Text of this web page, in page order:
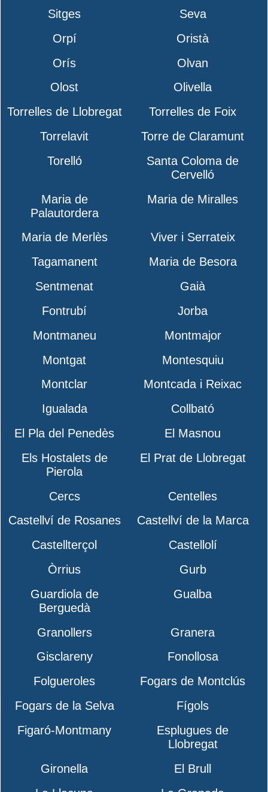
Sitges
Seva
Orpí
Oristà
Orís
Olvan
Olost
Olivella
Torrelles de Llobregat
Torrelles de Foix
Torrelavit
Torre de Claramunt
Torelló
Santa Coloma de
Cervelló
Maria de
Palautordera
Maria de Miralles
Maria de Merlès
Viver i Serrateix
Tagamanent
Maria de Besora
Sentmenat
Gaià
Fontrubí
Jorba
Montmaneu
Montmajor
Montgat
Montesquiu
Montclar
Montcada i Reixac
Igualada
Collbató
El Pla del Penedès
El Masnou
Els Hostalets de
Pierola
El Prat de Llobregat
Cercs
Centelles
Castellví de Rosanes
Castellví de la Marca
Castellterçol
Castellolí
Òrrius
Gurb
Guardiola de
Berguedà
Gualba
Granollers
Granera
Gisclareny
Fonollosa
Folgueroles
Fogars de Montclús
Fogars de la Selva
Fígols
Figaró-Montmany
Esplugues de
Llobregat
Gironella
El Brull